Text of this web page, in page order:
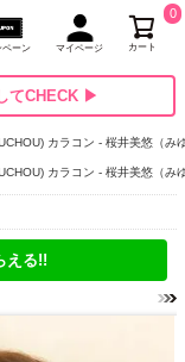
ペーン マイページ カート
0
てCHECK ▶
カラコン - 桜井美悠（み
カラコン - 桜井美悠（み
える!!